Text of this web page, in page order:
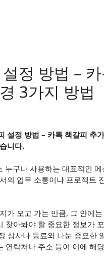
정 방법 –
3가지 방법
설정 방법 – 카톡 책갈피 추
니다.
누구나 사용하는 대표적인
의 업무 소통이나 프로젝트
가 오고 가는 만큼, 그 안에
찾아봐야 할 중요한 정보가
상사나 동료와 나눈 중요한
연락처나 주소 등이 이에 해